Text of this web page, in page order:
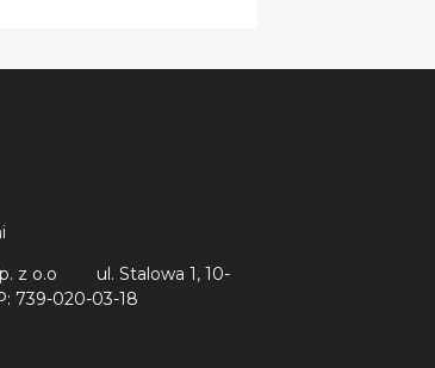
z o.o
ul. Stalowa 1, 10-
739-020-03-18